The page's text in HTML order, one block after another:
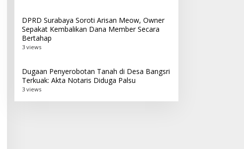
DPRD Surabaya Soroti Arisan Meow, Owner
Sepakat Kembalikan Dana Member Secara
Bertahap
3 views
Dugaan Penyerobotan Tanah di Desa Bangsri
Terkuak: Akta Notaris Diduga Palsu
3 views